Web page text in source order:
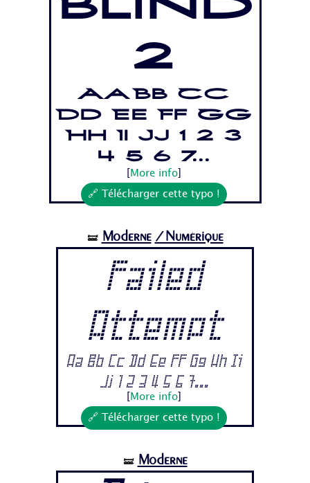
Blind
2
Aa Bb Cc
Dd Ee Ff Gg
Hh Ii Jj 1 2 3
4 5 6 7...
More info]
🔗 Télécharger cette typo !
🝛 Moderne /Numérique
Failed
Attempt
Aa Bb Cc Dd Ee Ff Gg Hh Ii
Jj 1 2 3 4 5 6 7...
More info]
🔗 Télécharger cette typo !
🝛 Moderne